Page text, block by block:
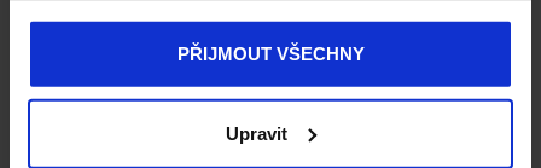
PŘIJMOUT VŠECHNY
Upravit